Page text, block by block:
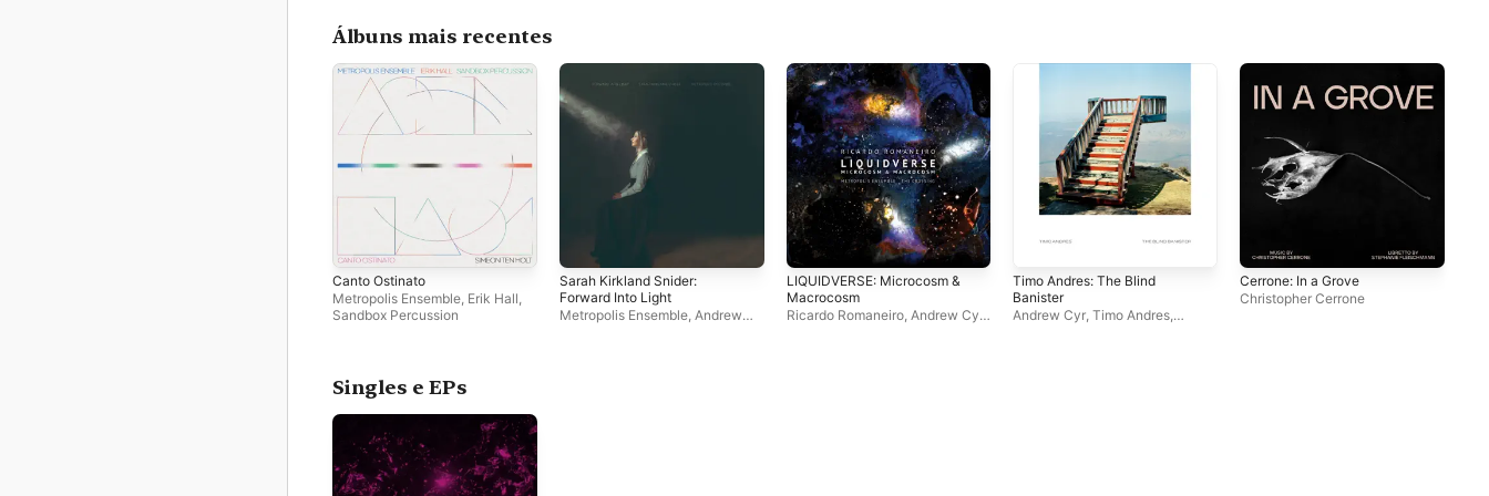
Álbuns mais recentes
Canto Ostinato
Metropolis Ensemble Erik Hall
Sandbox Percussion
Sarah Kirkland Snider:
Forward Into Light
Metropolis Ensemble, Andrew
LIQUIDVERSE: Microcosm &
Macrocosm
Ricardo Romaneiro, Andrew Cyr,
Timo Andres: The Blind
Banister
Andrew Cyr ,Timo Andres
Cerrone: In a Grove
Christopher Cerrone
Singles e EPs